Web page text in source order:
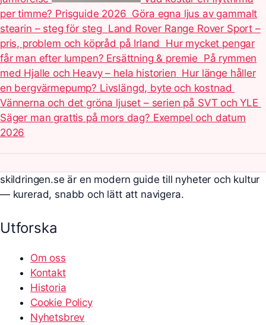
per timme? Prisguide 2026 Göra egna ljus av gammalt
stearin – steg för steg Land Rover Range Rover Sport –
pris, problem och köpråd på Irland
Hur mycket pengar
får man efter lumpen? Ersättning & premie På rymmen
med Hjalle och Heavy – hela historien Hur länge håller
en bergvärmepump? Livslängd, byte och kostnad
Vännerna och det gröna ljuset – serien på SVT och YLE
Säger man grattis på mors dag? Exempel och datum
2026
skildringen.se är en modern guide till nyheter och kultur
— kurerad, snabb och lätt att navigera.
Utforska
Om oss
Kontakt
Historia
Cookie Policy
Nyhetsbrev